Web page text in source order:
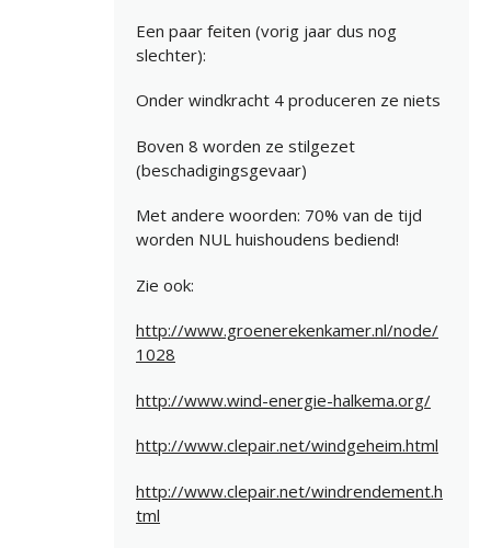
Een paar feiten (vorig jaar dus nog
slechter):
Onder windkracht 4 produceren ze niets
Boven 8 worden ze stilgezet
(beschadigingsgevaar)
Met andere woorden: 70% van de tijd
worden NUL huishoudens bediend!
Zie ook:
http://www.groenerekenkamer.nl/node/
1028
http://www.wind-energie-halkema.org/
http://www.clepair.net/windgeheim.html
http://www.clepair.net/windrendement.h
tml